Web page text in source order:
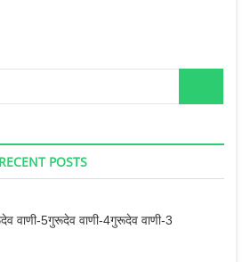
RECENT POSTS
वाणी-5गुरूदेव वाणी-4गुरूदेव वाणी-3